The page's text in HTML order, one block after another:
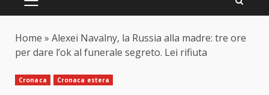
PRIMARY
Home » Alexei Navalny, la Russia alla madre: tre ore
per dare l’ok al funerale segreto. Lei rifiuta
Cronaca Cronaca estera